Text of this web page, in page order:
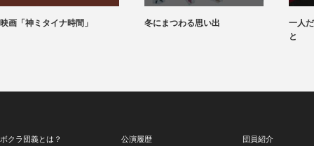
映画「神ミタイナ時間」 冬にまつわる思い出
一人
と
ボクラ団義とは？ 公演履歴 団員紹介